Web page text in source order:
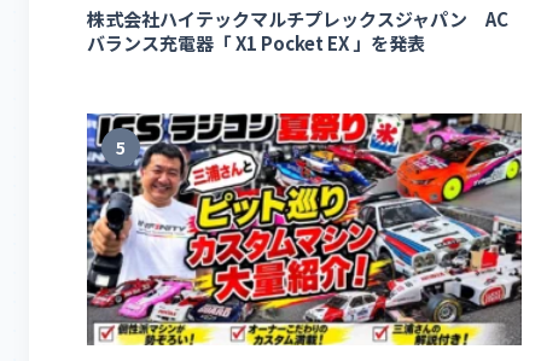
株式会社ハイテックマルチプレックスジャパン AC
バランス充電器「 X1 Pocket EX 」を発表
5